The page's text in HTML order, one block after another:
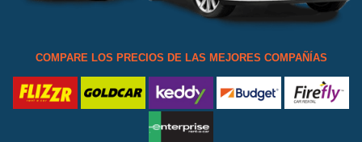
COMPARE LOS PRECIOS DE LAS MEJORES COMPAÑÍAS